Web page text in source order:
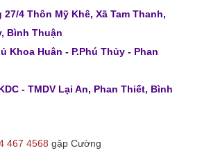
4 Thôn Mỹ Khê, Xã Tam Thanh,
Bình Thuận
Khoa Huân - P.Phú Thủy - Phan
- TMDV Lại An, Phan Thiết, Bình
467 4568 gặp Cường